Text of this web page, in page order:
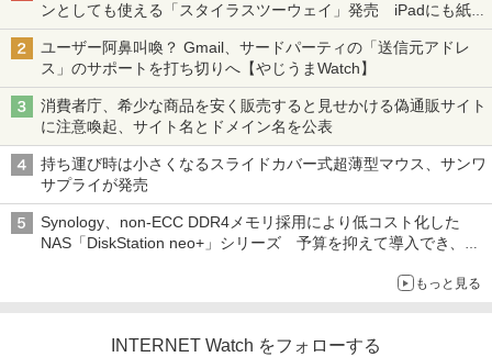
ンとしても使える「スタイラスツーウェイ」発売 iPadにも紙に
も、持ち替えずに書き込める
ユーザー阿鼻叫喚？ Gmail、サードパーティの「送信元アドレ
ス」のサポートを打ち切りへ【やじうまWatch】
消費者庁、希少な商品を安く販売すると見せかける偽通販サイト
に注意喚起、サイト名とドメイン名を公表
持ち運び時は小さくなるスライドカバー式超薄型マウス、サンワ
サプライが発売
Synology、non-ECC DDR4メモリ採用により低コスト化した
NAS「DiskStation neo+」シリーズ 予算を抑えて導入でき、
もっと見る
INTERNET Watch をフォローする